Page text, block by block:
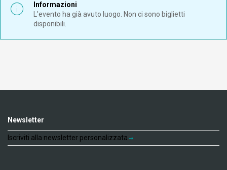
Informazioni
L'evento ha già avuto luogo. Non ci sono biglietti
disponibili.
Newsletter
Iscriviti alla newsletter personalizzata